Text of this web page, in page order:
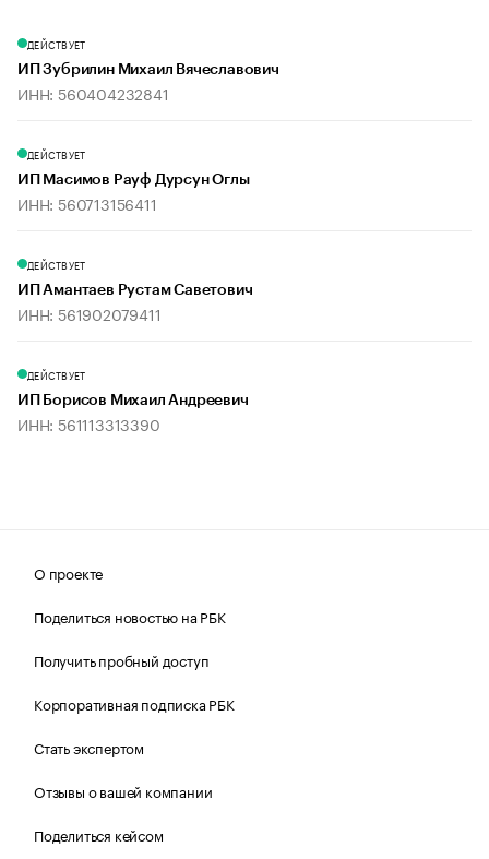
ДЕЙСТВУЕТ
ИП Зубрилин Михаил Вячеславович
ИНН: 560404232841
ДЕЙСТВУЕТ
ИП Масимов Рауф Дурсун Оглы
ИНН: 560713156411
ДЕЙСТВУЕТ
ИП Амантаев Рустам Саветович
ИНН: 561902079411
ДЕЙСТВУЕТ
ИП Борисов Михаил Андреевич
ИНН: 561113313390
О проекте
Поделиться новостью на РБК
Получить пробный доступ
Корпоративная подписка РБК
Стать экспертом
Отзывы о вашей компании
Поделиться кейсом